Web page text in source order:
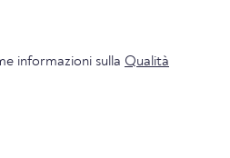
informazioni sulla Qualità